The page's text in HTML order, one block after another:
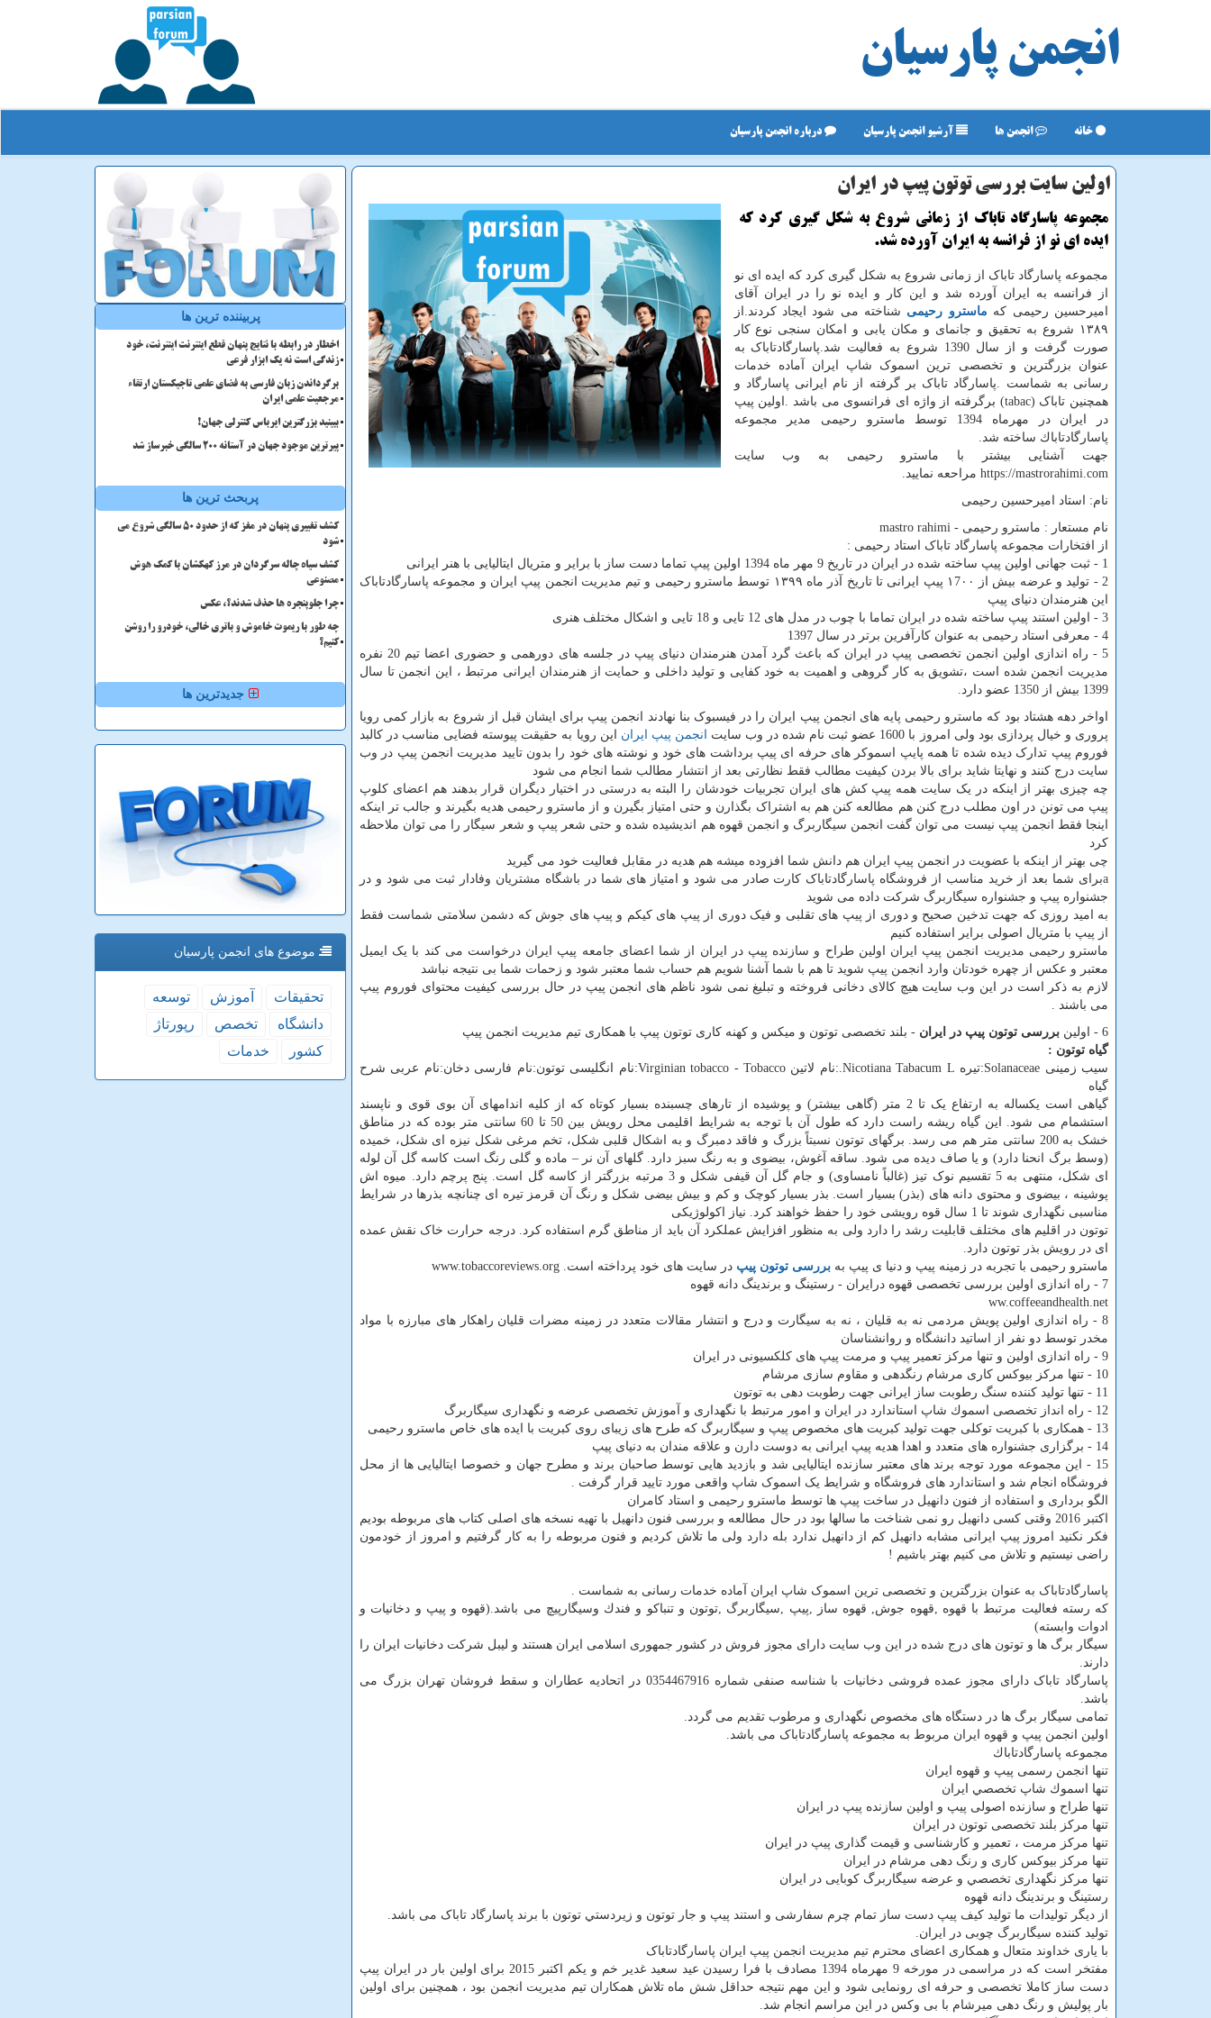
انجمن پارسیان
خانه انجمن ها آرشیو انجمن پارسیان درباره انجمن پارسیان
اولین سایت بررسی توتون پیپ در ایران
مجموعه پاسارگاد تاباك از زمانی شروع به شكل گیری كرد كه
ایده ای نو از فرانسه به ایران آورده شد.
مجموعه پاسارگاد تاباک از زمانی شروع به شکل گیری کرد که ایده ای نو
از فرانسه به ایران آورده شد و این کار و ایده نو را در ایران آقای
اميرحسين رحيمی كه ماسترو رحيمی شناخته می شود ایجاد کردند.از
١٣٨٩ شروع به تحقیق و جانمای و مکان یابی و امکان سنجی نوع کار
صورت گرفت و از سال 1390 شروع به فعالیت شد.پاسارگادتاباک به
عنوان بزرگترین و تخصصی ترین اسموک شاپ ایران آماده خدمات
رسانی به شماست .پاسارگاد تاباک بر گرفته از نام ایرانی پاسارگاد و
همچنین تاباک (tabac) برگرفته از واژه ای فرانسوی می باشد .اولين پيپ
در ايران در مهرماه 1394 توسط ماسترو رحیمی مدیر مجموعه
پاسارگادتاباك ساخته شد.
جهت آشنایی بیشتر با ماسترو رحیمی به وب سایت
https://mastrorahimi.com مراحعه نمایید.
نام: استاد اميرحسين رحيمى
نام مستعار : ماسترو رحیمی - mastro rahimi
از افتخارات مجموعه پاسارگاد تاباک استاد رحیمی :
1 - ثبت جهانی اولین پیپ ساخته شده در ايران در تاریخ 9 مهر ماه 1394 اولین پیپ تماما دست ساز با برایر و متریال ایتالیایی با هنر ایرانی
2 - تولید و عرضه بیش از ۱7۰۰ پیپ ایرانی تا تاریخ آذر ماه ۱۳۹۹ توسط ماسترو رحیمی و تیم مدیریت انجمن پیپ ایران و مجموعه پاسارگادتاباک
این هنرمندان دنیای پیپ
3 - اولین استند پیپ ساخته شده در ایران تماما با چوب در مدل های 12 تایی و 18 تايی و اشكال مختلف هنری
4 - معرفی استاد رحیمی به عنوان کارآفرین برتر در سال 1397
5 - راه اندازی اولین انجمن تخصصی پیپ در ایران که باعث گرد آمدن هنرمندان دنیای پیپ در جلسه های دورهمی و حضوری اعضا تیم 20 نفره
مدیریت انجمن شده است ،تشويق به كار گروهی و اهميت به خود كفايی و توليد داخلی و حمايت از هنرمندان ايرانی مرتبط ، این انجمن تا سال
1399 بیش از 1350 عضو دارد.
اواخر دهه هشتاد بود که ماسترو رحیمی پایه های انجمن پیپ ایران را در فیسبوک بنا نهادند انجمن پیپ برای ایشان قبل از شروع به بازار کمی رویا
پروری و خیال پردازی بود ولی امروز با 1600 عضو ثبت نام شده در وب سایت
انجمن پیپ ایران این رویا به حقیقت پیوسته فضایی مناسب در کالبد
فوروم پیپ تدارک دیده شده تا همه پایپ اسموکر های حرفه ای پیپ برداشت های خود و نوشته های خود را بدون تایید مدیریت انجمن پیپ در وب
سایت درج کنند و نهایتا شاید برای بالا بردن کیفیت مطالب فقط نظارتی بعد از انتشار مطالب شما انجام می شود
چه چیزی بهتر از اینکه در یک سایت همه پیپ کش های ایران تجربیات خودشان را البته به درستی در اختیار دیگران قرار بدهند هم اعضای کلوپ
پیپ می تونن در اون مطلب درج کنن هم مطالعه کنن هم به اشتراک بگذارن و حتی امتیاز بگیرن و از ماسترو رحیمی هدیه بگیرند و جالب تر اینکه
اینجا فقط انجمن پیپ نیست می توان گفت انجمن سیگاربرگ و انجمن قهوه هم اندیشیده شده و حتی شعر پیپ و شعر سیگار را می توان ملاحظه
کرد
چی بهتر از اینکه با عضویت در انجمن پیپ ایران هم دانش شما افزوده میشه هم هدیه در مقابل فعالیت خود می گیرید
aبرای شما بعد از خرید مناسب از فروشگاه پاسارگادتاباک کارت صادر می شود و امتیاز های شما در باشگاه مشتریان وفادار ثبت می شود و در
جشنواره پیپ و جشنواره سیگاربرگ شرکت داده می شوید
به امید روزی که جهت تدخین صحیح و دوری از پیپ های تقلبی و فیک دوری از پیپ های کیکم و پیپ های جوش که دشمن سلامتی شماست فقط
از پیپ با متریال اصولی برایر استفاده کنیم
ماسترو رحیمی مدیریت انجمن پیپ ایران اولین طراح و سازنده پیپ در ایران از شما اعضای جامعه پیپ ایران درخواست می کند با یک ایمیل
معتبر و عکس از چهره خودتان وارد انجمن پیپ شوید تا هم با شما آشنا شویم هم حساب شما معتبر شود و زحمات شما بی نتیجه نباشد
لازم به ذکر است در این وب سایت هیچ کالای دخانی فروخته و تبلیغ نمی شود ناظم های انجمن پیپ در حال بررسی کیفیت محتوای فوروم پیپ
می باشند .
6 - اولین
بررسی توتون پیپ در ایران - بلند تخصصی توتون و ميكس و كهنه كاری توتون پيپ با همکاری تیم مدیریت انجمن پیپ
گیاه توتون :
سیب زمینی Solanaceae:تیره Nicotiana Tabacum L.:نام لاتین Virginian tobacco - Tobacco:نام انگلیسی توتون:نام فارسی دخان:نام عربی شرح
گیاه
گیاهی است یکساله به ارتفاع یک تا 2 متر (گاهی بیشتر) و پوشیده از تارهای چسبنده بسیار کوتاه که از کلیه اندامهای آن بوی قوی و ناپسند
استشمام می شود. این گیاه ریشه راست دارد که طول آن با توجه به شرایط اقلیمی محل رویش بین 50 تا 60 سانتی متر بوده که در مناطق
خشک به 200 سانتی متر هم می رسد. برگهای توتون نسبتاً بزرگ و فاقد دمبرگ و به اشکال قلبی شکل، تخم مرغی شکل نیزه ای شکل، خمیده
(وسط برگ انحنا دارد) و یا صاف دیده می شود. ساقه آغوش، بیضوی و به رنگ سبز دارد. گلهای آن نر – ماده و گلی رنگ است کاسه گل آن لوله
ای شکل، منتهی به 5 تقسیم نوک تیز (غالباً نامساوی) و جام گل آن قیفی شکل و 3 مرتبه بزرگتر از کاسه گل است. پنج پرچم دارد. میوه اش
پوشینه ، بیضوی و محتوی دانه های (بذر) بسیار است. بذر بسیار کوچک و کم و بیش بیضی شکل و رنگ آن قرمز تیره ای چنانچه بذرها در شرایط
مناسبی نگهداری شوند تا 1 سال قوه رویشی خود را حفظ خواهند کرد. نیاز اکولوژیکی
توتون در اقلیم های مختلف قابلیت رشد را دارد ولی به منظور افزایش عملکرد آن باید از مناطق گرم استفاده کرد. درجه حرارت خاک نقش عمده
ای در رویش بذر توتون دارد.
ماسترو رحیمی با تجربه در زمینه پیپ و دنیا ی پیپ به بررسی توتون پیپ در سایت های خود پرداخته است. www.tobaccoreviews.org
7 - راه اندازی اولین بررسی تخصصی قهوه درایران - رستينگ و برندينگ دانه قهوه
ww.coffeeandhealth.net
8 - راه اندازی اولین پویش مردمی نه به قلیان ، نه به سیگارت و درج و انتشار مقالات متعدد در زمینه مضرات قلیان راهكار های مبارزه با مواد
مخدر توسط دو نفر از اساتيد دانشگاه و روانشناسان
9 - راه اندازی اولین و تنها مرکز تعمیر پیپ و مرمت پیپ های کلکسیونی در ایران
10 - تنها مركز بيوكس كاری مرشام رنگدهی و مقاوم سازی مرشام
11 - تنها توليد كننده سنگ رطوبت ساز ايرانی جهت رطوبت دهی به توتون
12 - راه انداز تخصصی اسموك شاپ استاندارد در ايران و امور مرتبط با نگهداری و آموزش تخصصی عرضه و نگهداری سيگاربرگ
13 - همكاری با كبريت توكلی جهت تولید كبريت های مخصوص پيپ و سيگاربرگ كه طرح های زيبای روی كبريت با ايده های خاص ماسترو رحيمی
14 - برگزاری جشنواره های متعدد و اهدا هدیه پیپ ایرانی به دوست دارن و علاقه مندان به دنیای پیپ
15 - این مجموعه مورد توجه برند های معتبر سازنده ایتالیایی شد و بازدید هایی توسط صاحبان برند و مطرح جهان و خصوصا ایتالیایی ها از محل
فروشگاه انجام شد و استاندارد های فروشگاه و شرایط یک اسموک شاپ واقعی مورد تایید قرار گرفت .
الگو برداری و استفاده از فنون دانهیل در ساخت پیپ ها توسط ماسترو رحیمی و استاد کامران
اکتبر 2016 وقتی کسی دانهیل رو نمی شناخت ما سالها بود در حال مطالعه و بررسی فنون دانهیل با تهیه نسخه های اصلی کتاب های مربوطه بودیم
فکر نکنید امروز پیپ ایرانی مشابه دانهیل کم از دانهیل ندارد بله دارد ولی ما تلاش کردیم و فنون مربوطه را به کار گرفتیم و امروز از خودمون
راضی نیستیم و تلاش می کنیم بهتر باشیم !
پاسارگادتاباک به عنوان بزرگترین و تخصصی ترین اسموک شاپ ایران آماده خدمات رسانی به شماست .
که رسته فعالیت مرتبط با قهوه ,قهوه جوش, قهوه ساز ,پیپ ,سیگاربرگ ,توتون و تنباکو و فندك وسیگارپیچ می باشد.(قهوه و پيپ و دخانیات و
ادوات وابسته)
سیگار برگ ها و توتون های درج شده در این وب سایت دارای مجوز فروش در کشور جمهوری اسلامی ایران هستند و لیبل شرکت دخانیات ایران را
دارند.
پاسارگاد تاباک دارای مجوز عمده فروشی دخانیات با شناسه صنفی شماره 0354467916 در اتحادیه عطاران و سقط فروشان تهران بزرگ می
باشد.
تمامی سیگار برگ ها در دستگاه های مخصوص نگهداری و مرطوب تقدیم می گردد.
اولین انجمن پیپ و قهوه ایران مربوط به مجموعه پاسارگادتاباک می باشد.
مجموعه پاسارگادتاباك
تنها انجمن رسمی پيپ و قهوه ايران
تنها اسموك شاپ تخصصي ايران
تنها طراح و سازنده اصولی پيپ و اولين سازنده پيپ در ايران
تنها مركز بلند تخصصی توتون در ايران
تنها مركز مرمت ، تعمير و كارشناسی و قيمت گذاری پيپ در ايران
تنها مركز بيوكس كاری و رنگ دهی مرشام در ايران
تنها مركز نگهداری تخصصي و عرضه سيگاربرگ كوبايی در ايران
رستينگ و برندينگ دانه قهوه
از دیگر تولیدات ما تولید کیف پیپ دست ساز تمام چرم سفارشی و استند پيپ و جار توتون و زيردستي توتون با برند پاسارگاد تاباک می باشد.
تولید کننده سیگاربرگ چوبی در ایران.
با یاری خداوند متعال و همکاری اعضای محترم تیم مدیریت انجمن پیپ ایران پاسارگادتاباک
مفتخر است که در مراسمی در مورخه 9 مهرماه 1394 مصادف با فرا رسیدن عید سعید غدیر خم و یکم اکتبر 2015 برای اولین بار در ایران پیپ
دست ساز کاملا تخصصی و حرفه ای رونمایی شود و این مهم نتیجه حداقل شش ماه تلاش همکاران تیم مدیریت انجمن بود ، همچنین برای اولین
بار پولیش و رنگ دهی میرشام با بی وکس در این مراسم انجام شد.
پربیننده ترین ها
اخطار در رابطه با نتایج پنهان قطع اینترنت اینترنت، خود
زندگی است نه یک ابزار فرعی
برگرداندن زبان فارسی به فضای علمی تاجیکستان ارتقاء
مرجعیت علمی ایران
ببینید بزرگترین ایرباس کنترلی جهان!
پیرترین موجود جهان در آستانه ۲۰۰ سالگی خبرساز شد
پربحث ترین ها
کشف تغییری پنهان در مغز که از حدود 50 سالگی شروع می
شود
کشف سیاه چاله سرگردان در مرز کهکشان با کمک هوش
مصنوعی
چرا جلوپنجره ها حذف شدند؟، عکس
چه طور با ریموت خاموش و باتری خالی، خودرو را روشن
کنیم؟
جدیدترین ها
موضوع های انجمن پارسیان
تحقیقات آموزش
توسعه
دانشگاه
تخصص
رپورتاژ
كشور
خدمات